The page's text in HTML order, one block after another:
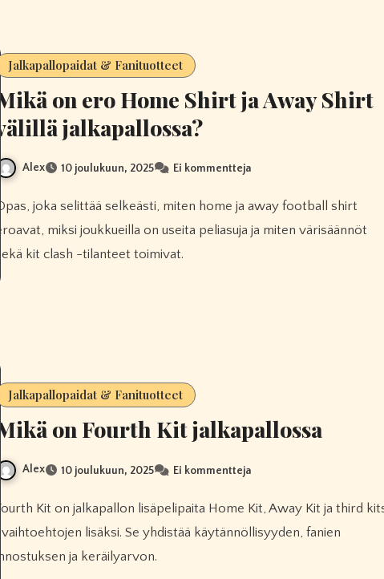
Jalkapallopaidat & Fanituotteet
Mikä on ero Home Shirt ja Away Shirt
välillä jalkapallossa?
Alex 10 joulukuun, 2025 Ei kommentteja
Opas, joka selittää selkeästi, miten home ja away football shirt
eroavat, miksi joukkueilla on useita peliasuja ja miten värisäännöt
sekä kit clash -tilanteet toimivat.
Jalkapallopaidat & Fanituotteet
Mikä on Fourth Kit jalkapallossa
Alex 10 joulukuun, 2025 Ei kommentteja
Fourth Kit on jalkapallon lisäpelipaita Home Kit, Away Kit ja third kits
-vaihtoehtojen lisäksi. Se yhdistää käytännöllisyyden, fanien
innostuksen ja keräilyarvon.